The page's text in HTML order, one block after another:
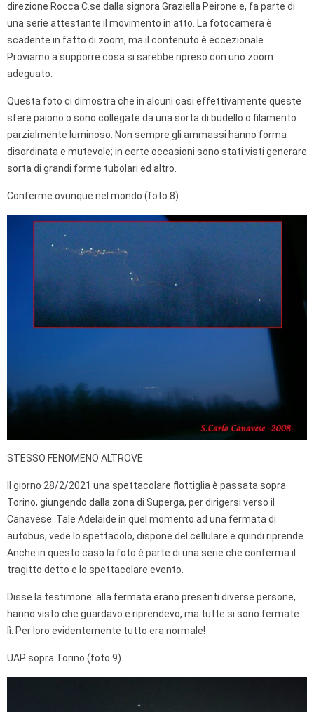
direzione Rocca C.se dalla signora Graziella Peirone e, fa parte di
una serie attestante il movimento in atto. La fotocamera è
scadente in fatto di zoom, ma il contenuto è eccezionale.
Proviamo a supporre cosa si sarebbe ripreso con uno zoom
adeguato.
Questa foto ci dimostra che in alcuni casi effettivamente queste
sfere paiono o sono collegate da una sorta di budello o filamento
parzialmente luminoso. Non sempre gli ammassi hanno forma
disordinata e mutevole; in certe occasioni sono stati visti generare
sorta di grandi forme tubolari ed altro.
Conferme ovunque nel mondo (foto 8)
STESSO FENOMENO ALTROVE
Il giorno 28/2/2021 una spettacolare flottiglia è passata sopra
Torino, giungendo dalla zona di Superga, per dirigersi verso il
Canavese. Tale Adelaide in quel momento ad una fermata di
autobus, vede lo spettacolo, dispone del cellulare e quindi riprende.
Anche in questo caso la foto è parte di una serie che conferma il
tragitto detto e lo spettacolare evento.
Disse la testimone: alla fermata erano presenti diverse persone,
hanno visto che guardavo e riprendevo, ma tutte si sono fermate
lì. Per loro evidentemente tutto era normale!
UAP sopra Torino (foto 9)